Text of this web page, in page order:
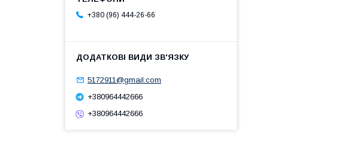
+380 (96) 444-26-66
5172911@gmail.com
+380964442666
+380964442666